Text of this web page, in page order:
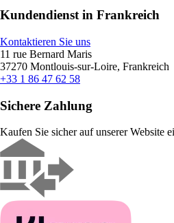
Kundendienst in Frankreich
Kontaktieren Sie uns
11 rue Bernard Maris
37270 Montlouis-sur-Loire, Frankreich
+33 1 86 47 62 58
Sichere Zahlung
Kaufen Sie sicher auf unserer Website